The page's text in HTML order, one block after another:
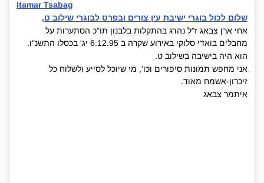
Itamar Tsabag
שלום לכול בוגרי ישיבת עין צורים ובפרט לבוגרי שילוב ט,
אחי ארן צבאג ז"ל נהרג בהתקלות בלבנון תו"כ הסתערות על
מחבלים בואדי סלוקי באירוע שקרה ב 6.12.95 יג' בכסלו התשנ"ו.
הוא היה בישיבה בשילוב ט.
אני מחפש תמונות סיפורים וכו', מי שיוכל לסייע ולשלוח כל
זיכרון-אשמח מאוד.
איתמר צבאג